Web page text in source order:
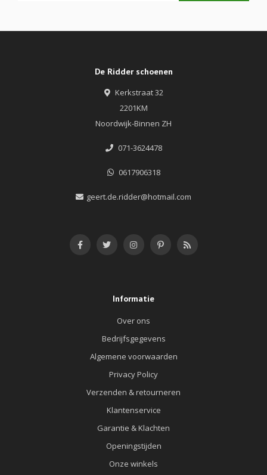
De Ridder schoenen
Kerkstraat 32
2201KM
Noordwijk-Binnen ZH
071-3624478
0617906318
geert.de.ridder@hotmail.com
Informatie
Over ons
Bedrijfsgegevens
Algemene voorwaarden
Privacy Policy
Verzenden & retourneren
Klantenservice
Garantie & Klachten
Openingstijden
Onze winkels